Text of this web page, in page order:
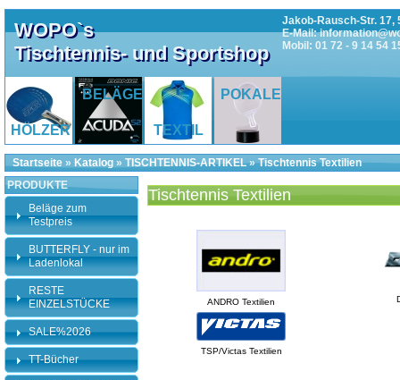
WOPO`s
Tischtennis- und Sportshop
Jakob-Rausch-Str. 17,
E-Mail:
Mobil: 01 72 - 9 14 54
HÖLZER
BELÄGE
TEXTIL
POKALE
Startseite » Katalog » TISCHTENNIS-ARTIKEL»Tischtennis Textilien
Tischtennis Textilien
ANDRO Textilien
TSP/Victas Textilien
PRODUKTE
Beläge zum
Testpreis
BUTTERFLY - nur im
Ladenlokal
RESTE
EINZELSTÜCKE
SALE%2026
TT-Bücher